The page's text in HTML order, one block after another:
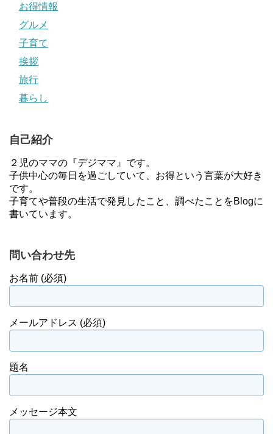
お得情報
グルメ
子育て
挨拶
旅行
暮らし
自己紹介
２児のママの『デジママ』です。
子供中心の毎日を過ごしていて、お得という言葉が大好き
です。
子育てや普段の生活で発見したこと、調べたことをBlogに
書いています。
問い合わせ先
お名前 (必須)
メールアドレス (必須)
題名
メッセージ本文